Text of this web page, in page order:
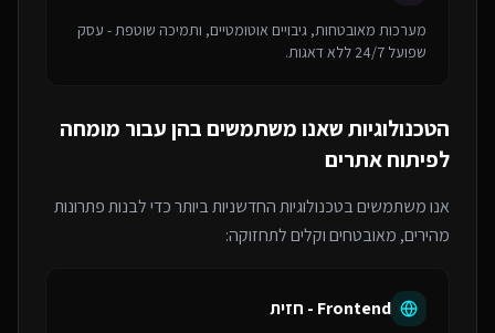
מערכות מאובטחות, גיבויים אוטומטיים, ותמיכה שוטפת - עסק
שפועל 24/7 ללא דאגות.
הטכנולוגיות שאנו משתמשים בהן עבור מומחה
לפיתוח אתרים
אנו משתמשים בטכנולוגיות החדשניות ביותר כדי לבנות פתרונות
מהירים, מאובטחים וקלים לתחזוקה:
Frontend - חזית